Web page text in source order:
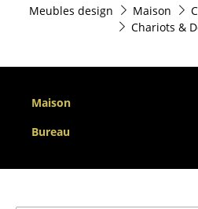
Chaises de cuisine & salle
Meubles design Maison
Chariots &
Maison
Bureau